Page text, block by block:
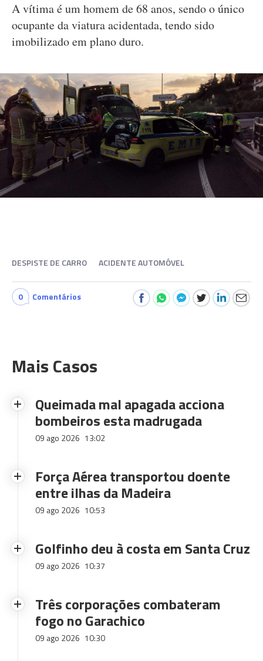
A vítima é um homem de 68 anos, sendo o único
ocupante da viatura acidentada, tendo sido
imobilizado em plano duro.
DESPISTE DE CARRO ACIDENTE AUTOMÓVEL
0 Comentários
Mais Casos
Queimada mal apagada acciona
bombeiros esta madrugada
09 ago 2026 13:02
Força Aérea transportou doente
entre ilhas da Madeira
09 ago 2026 10:53
Golfinho deu à costa em Santa Cruz
09 ago 2026 10:37
Três corporações combateram
fogo no Garachico
09 ago 2026 10:30